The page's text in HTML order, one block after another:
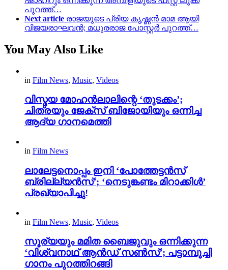
പുറത്ത്…
Next article രാജയുടെ പ്രിയ കൃഷ്ണൻ മാമ ആയി
വിജയരാഘവൻ; മധുരരാജ പോസ്റ്റർ പുറത്ത്…
You May Also Like
in Film News, Music, Videos
വിസ്മയ മോഹൻലാലിന്റെ ‘തുടക്കം’;
ചിത്രയും ജേക്സ് ബിജോയിയും ഒന്നിച്ച
ആദ്യ ഗാനമെത്തി
in Film News
ലാലേട്ടനൊപ്പം ഇനി ‘പോത്തേട്ടൻസ്
ബ്രില്ല്യൻസ്’; ‘നെടുങ്കണ്ടം മിറാക്കിൾ’
പ്രഖ്യാപിച്ചു!
in Film News, Music, Videos
സൂര്യയും മമിത ബൈജുവും ഒന്നിക്കുന്ന
‘വിശ്വനാഥ് ആൻഡ് സൺസ്’; പട്ടാമ്പൂച്ചി
ഗാനം പുറത്തിറങ്ങി